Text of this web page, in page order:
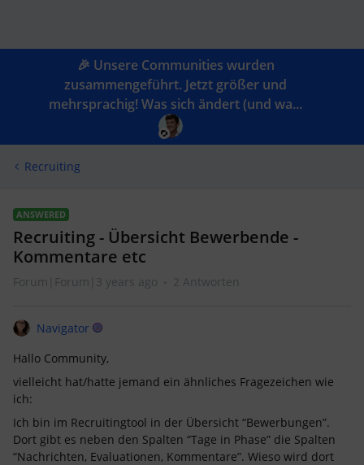
🎉 Unsere Communities wurden
zusammengeführt. Jetzt größer und
mehrsprachig! Was sich ändert (und wa...
Recruiting
ANSWERED
Recruiting - Übersicht Bewerbende -
Kommentare etc
Forum|Forum|3 years ago 2 Antworten
Navigator
Hallo Community,
vielleicht hat/hatte jemand ein ähnliches Fragezeichen wie
ich:
Ich bin im Recruitingtool in der Übersicht “Bewerbungen”.
Dort gibt es neben den Spalten “Tage in Phase” die Spalten
“Nachrichten, Evaluationen, Kommentare”. Wieso wird dort